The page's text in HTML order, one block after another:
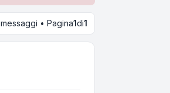
• Pagina1di1